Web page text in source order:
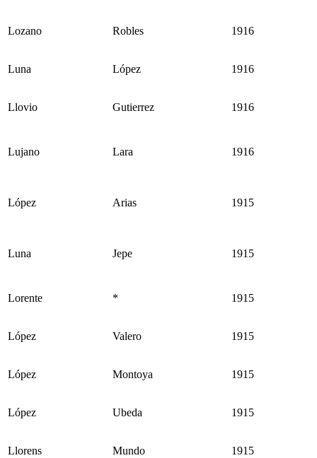
Lozano Robles 1916
Luna López 1916
Llovio Gutierrez 1916
Lujano Lara 1916
López Arias 1915
Luna Jepe 1915
Lorente * 1915
López Valero 1915
López Montoya 1915
López Ubeda 1915
Llorens Mundo 1915